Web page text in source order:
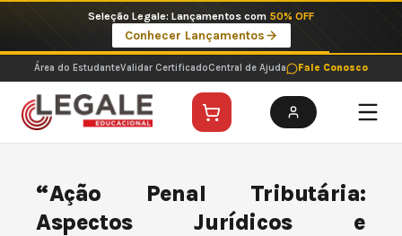
o
conteúdo
Seleção Legale: Lançamentos com 50% OFF
Conhecer Lançamentos
Área do EstudanteValidar CertificadoCentral de Ajuda Fale Conosco
“Ação Penal Tributária:
Aspectos Jurídicos e